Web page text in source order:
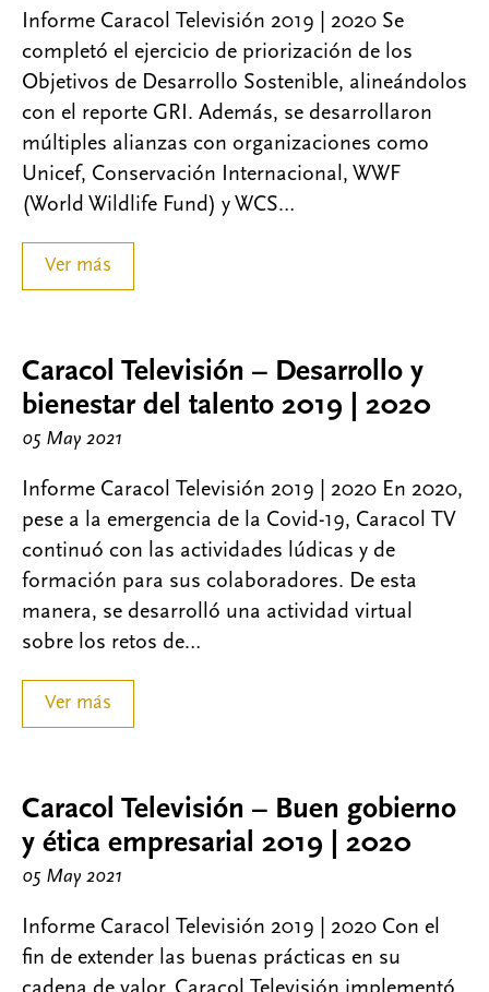
Informe Caracol Televisión 2019 | 2020 Se
completó el ejercicio de priorización de los
Objetivos de Desarrollo Sostenible, alineándolos
con el reporte GRI. Además, se desarrollaron
múltiples alianzas con organizaciones como
Unicef, Conservación Internacional, WWF
(World Wildlife Fund) y WCS…
Ver más
Caracol Televisión – Desarrollo y
bienestar del talento 2019 | 2020
05 May 2021
Informe Caracol Televisión 2019 | 2020 En 2020,
pese a la emergencia de la Covid-19, Caracol TV
continuó con las actividades lúdicas y de
formación para sus colaboradores. De esta
manera, se desarrolló una actividad virtual
sobre los retos de…
Ver más
Caracol Televisión – Buen gobierno
y ética empresarial 2019 | 2020
05 May 2021
Informe Caracol Televisión 2019 | 2020 Con el
fin de extender las buenas prácticas en su